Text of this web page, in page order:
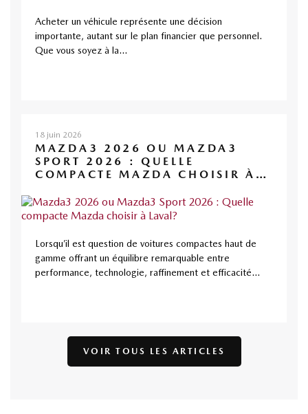
Acheter un véhicule représente une décision
importante, autant sur le plan financier que personnel.
Que vous soyez à la...
18 juin 2026
MAZDA3 2026 OU MAZDA3
SPORT 2026 : QUELLE
COMPACTE MAZDA CHOISIR À
Lorsqu’il est question de voitures compactes haut de
gamme offrant un équilibre remarquable entre
performance, technologie, raffinement et efficacité...
VOIR TOUS LES ARTICLES